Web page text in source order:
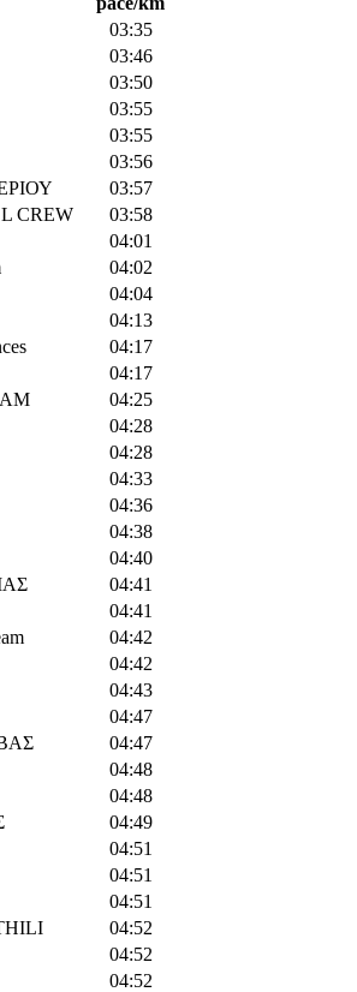
03:35
03:46
03:50
03:55
03:55
03:56
03:57
CREW
03:58
04:01
04:02
04:04
04:13
04:17
04:17
04:25
04:28
04:28
04:33
04:36
04:38
04:40
04:41
04:41
04:42
04:42
04:43
04:47
04:47
04:48
04:48
04:49
04:51
04:51
04:51
04:52
04:52
04:52